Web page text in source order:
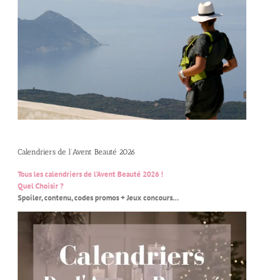
Calendriers de l’Avent Beauté 2026
Tous les calendriers de l’Avent Beauté 2026 !
Quel Choisir ?
Spoiler, contenu, codes promos + Jeux concours…